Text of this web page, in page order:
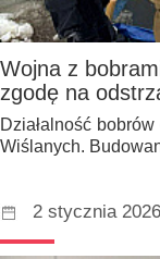
Wojna z
zgodę na
Działalność
Wiślanych.
2 stycznia 2026